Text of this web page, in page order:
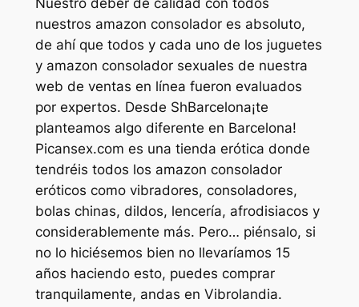
Nuestro deber de calidad con todos
nuestros amazon consolador es absoluto,
de ahí que todos y cada uno de los juguetes
y amazon consolador sexuales de nuestra
web de ventas en línea fueron evaluados
por expertos. Desde ShBarcelona¡te
planteamos algo diferente en Barcelona!
Picansex.com es una tienda erótica donde
tendréis todos los amazon consolador
eróticos como vibradores, consoladores,
bolas chinas, dildos, lencería, afrodisiacos y
considerablemente más. Pero… piénsalo, si
no lo hiciésemos bien no llevaríamos 15
años haciendo esto, puedes comprar
tranquilamente, andas en Vibrolandia.